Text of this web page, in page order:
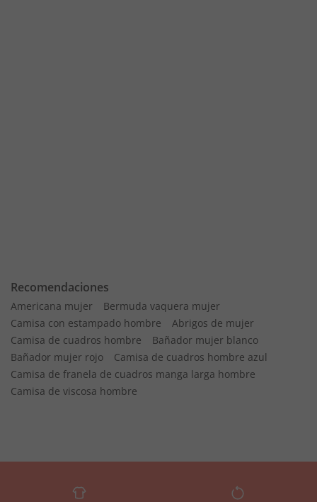
Recomendaciones
Americana mujer
Bermuda vaquera mujer
Camisa con estampado hombre
Abrigos de mujer
Camisa de cuadros hombre
Bañador mujer blanco
Bañador mujer rojo
Camisa de cuadros hombre azul
Camisa de franela de cuadros manga larga hombre
Camisa de viscosa hombre